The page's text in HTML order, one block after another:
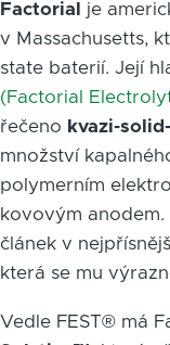
Factorial
je
v Massachusetts,
state baterií. Její
(Factorial
řečeno kvazi-
množství
polymerním
kovovým
článek v
která se mu
Vedle FEST® má